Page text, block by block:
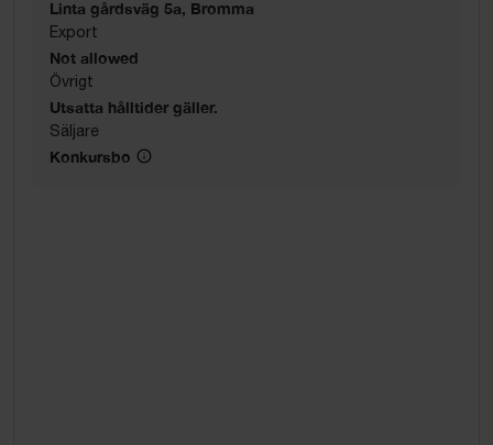
Linta gårdsväg 5a, Bromma
Export
Not allowed
Övrigt
Utsatta hålltider gäller.
Säljare
Konkursbo